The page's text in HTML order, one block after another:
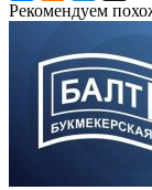
Рекомендуем